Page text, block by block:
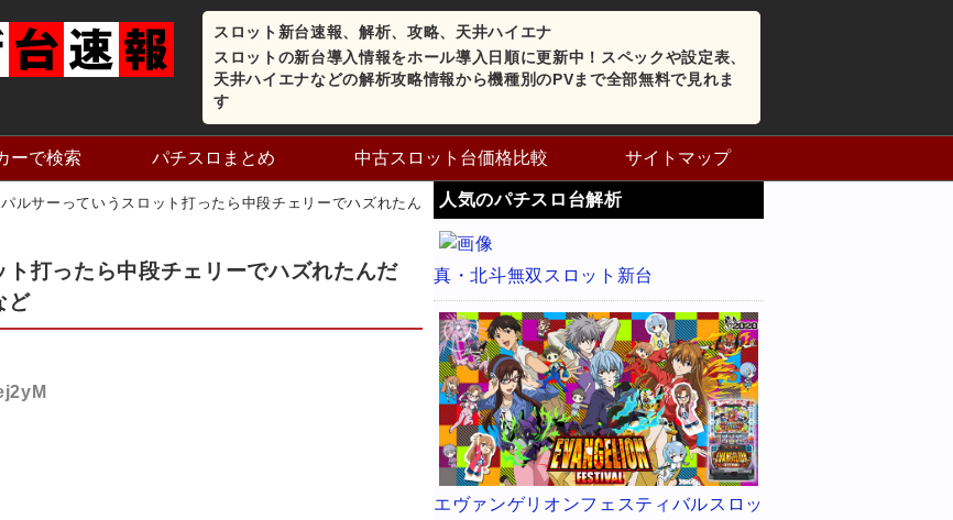
スロット新台速報、解析、攻略、天井ハイエナ
スロットの新台導入情報をホール導入日順に更新中！スペックや設定表、
天井ハイエナなどの解析攻略情報から機種別のPVまで全部無料で見れま
す
ーで検索 パチスロまとめ 中古スロット台価格比較 サイトマップ
ルサーっていうスロット打ったら中段チェリーでハズれたん
打ったら中段チェリーでハズれたんだ
ど
人気のパチスロ台解析
真・北斗無双スロット新台
エヴァンゲリオンフェスティバルスロッ